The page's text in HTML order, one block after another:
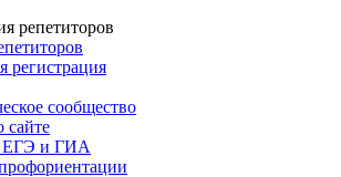
репетиторов
регистрация
сообщество
сайте
ЕГЭ и ГИА